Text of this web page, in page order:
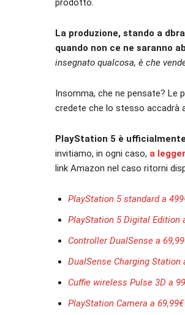
prodotto.
La produzione, stando a
quando non ce ne saranno
insegnato qualcosa, è che
Insomma, che ne pensate? Le
credete che lo stesso accadrà
PlayStation 5 è
invitiamo, in ogni caso, a
link Amazon nel caso ritorni
PlayStation 5 standard a
PlayStation 5 Digital Edition
Controller DualSense a
DualSense Charging Station
Cuffie wireless Pulse 3D a
PlayStation Camera a 69,99€